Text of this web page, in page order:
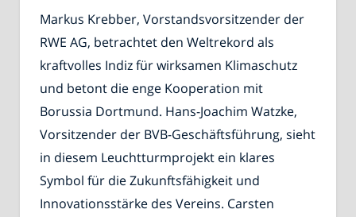
Markus Krebber, Vorstandsvorsitzender der
RWE AG, betrachtet den Weltrekord als
kraftvolles Indiz für wirksamen Klimaschutz
und betont die enge Kooperation mit
Borussia Dortmund. Hans-Joachim Watzke,
Vorsitzender der BVB-Geschäftsführung, sieht
in diesem Leuchtturmprojekt ein klares
Symbol für die Zukunftsfähigkeit und
Innovationsstärke des Vereins. Carsten